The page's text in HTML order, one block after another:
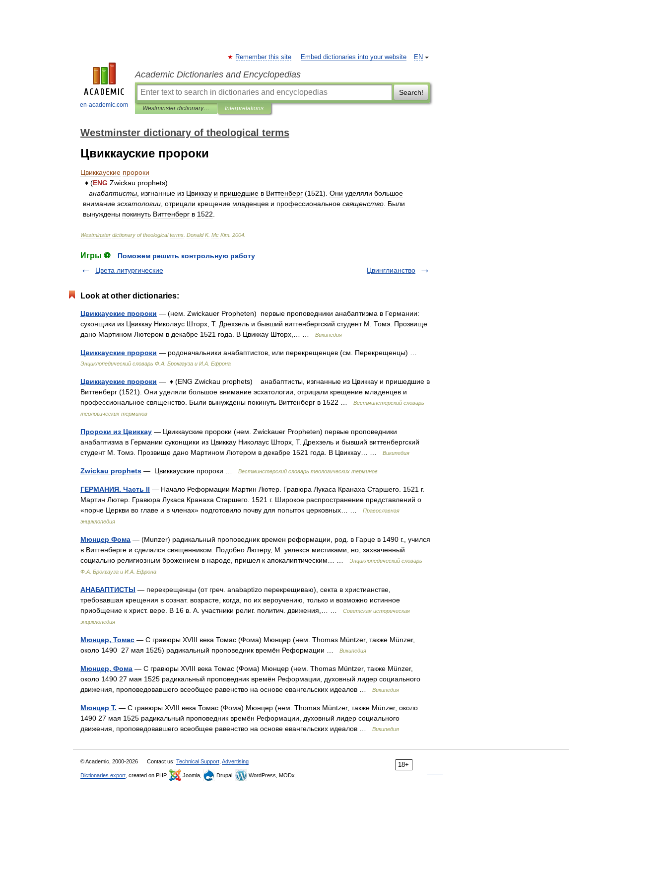
en-academic.com
EN
Remember this site Embed dictionaries into your website
Academic Dictionaries and Encyclopedias
Search!
Westminster dictionary of theological terms Interpretations
Westminster dictionary of theological terms
Цвиккауские пророки
Цвиккауские пророки
♦ (ENG Zwickau prophets)
анабаптисты изгнанные из Цвиккау и пришедшие в Виттенберг (1521). Они уделяли большое
внимание эсхатологии отрицали крещение младенцев и профессиональное священство Были
вынуждены покинуть Виттенберг в 1522
Westminster dictionary of theological terms Donald K. Mc Kim 2004
Игры ⚽
Поможем решить контрольную работу
Цвета литургические
Цвинглианство
Look at other dictionaries:
Цвиккауские пророки — (нем. Zwickauer Propheten) первые проповедники анабаптизма в Германии:
суконщики из Цвиккау Николаус Шторх, Т. Дрехзель и бывший виттенбергский студент М. Томэ. Прозвище
дано Мартином Лютером в декабре 1521 года. В Цвиккау Шторх,… …
Википедия
Цвиккауские пророки — родоначальники анабаптистов, или перекрещенцев (см. Перекрещенцы) …
Энциклопедический словарь Ф.А. Брокгауза и И.А. Ефрона
Цвиккауские пророки — ♦ (ENG Zwickau prophets) анабаптисты, изгнанные из Цвиккау и пришедшие в
Виттенберг (1521). Они уделяли большое внимание эсхатологии, отрицали крещение младенцев и
профессиональное священство. Были вынуждены покинуть Виттенберг в 1522 …
Вестминстерский словарь
теологических терминов
Пророки из Цвиккау — Цвиккауские пророки (нем. Zwickauer Propheten) первые проповедники
анабаптизма в Германии суконщики из Цвиккау Николаус Шторх, Т. Дрехзель и бывший виттенбергский
студент М. Томэ. Прозвище дано Мартином Лютером в декабре 1521 года. В Цвиккау… …
Википедия
Zwickau prophets — Цвиккауские пророки … Вестминстерский словарь теологических терминов
ГЕРМАНИЯ. Часть II — Начало Реформации Мартин Лютер. Гравюра Лукаса Кранаха Старшего. 1521 г.
Мартин Лютер. Гравюра Лукаса Кранаха Старшего. 1521 г. Широкое распространение представлений о
«порче Церкви во главе и в членах» подготовило почву для попыток церковных… …
Православная
энциклопедия
Мюнцер Фома — (Munzer) радикальный проповедник времен реформации, род. в Гарце в 1490 г., учился
в Виттенберге и сделался священником. Подобно Лютеру, М. увлекся мистиками, но, захваченный
социально религиозным брожением в народе, пришел к апокалиптическим… …
Энциклопедический словарь
Ф.А. Брокгауза и И.А. Ефрона
АНАБАПТИСТЫ — перекрещенцы (от греч. anabaptizo перекрещиваю), секта в христианстве,
требовавшая крещения в сознат. возрасте, когда, по их вероучению, только и возможно истинное
приобщение к христ. вере. В 16 в. А. участники религ. политич. движения,… …
Советская историческая
энциклопедия
Мюнцер, Томас — С гравюры XVIII века Томас (Фома) Мюнцер (нем. Thomas Müntzer, также Münzer,
около 1490 27 мая 1525) радикальный проповедник времён Реформации …
Википедия
Мюнцер, Фома — С гравюры XVIII века Томас (Фома) Мюнцер (нем. Thomas Müntzer, также Münzer,
около 1490 27 мая 1525 радикальный проповедник времён Реформации, духовный лидер социального
движения, проповедовавшего всеобщее равенство на основе евангельских идеалов …
Википедия
Мюнцер Т. — С гравюры XVIII века Томас (Фома) Мюнцер (нем. Thomas Müntzer, также Münzer, около
1490 27 мая 1525 радикальный проповедник времён Реформации, духовный лидер социального
движения, проповедовавшего всеобщее равенство на основе евангельских идеалов …
Википедия
18+
© Academic, 2000-2026 Contact us: Technical Support Advertising
Dictionaries export , created on PHP, Joomla, Drupal, WordPress, MODx.